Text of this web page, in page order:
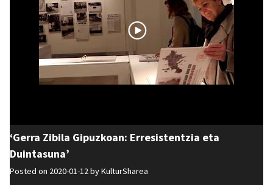
‘Gerra Zibila Gipuzkoan: Erresistentzia eta
Duintasuna’
Posted on 2020-01-12 byKulturSharea